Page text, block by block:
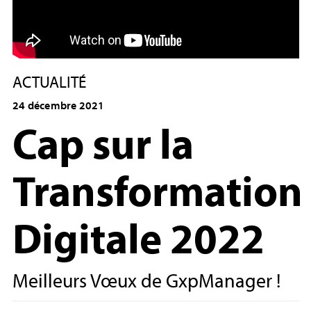
ACTUALITÉ
24 décembre 2021
Cap sur la
Transformation
Digitale 2022
Meilleurs Vœux de GxpManager !